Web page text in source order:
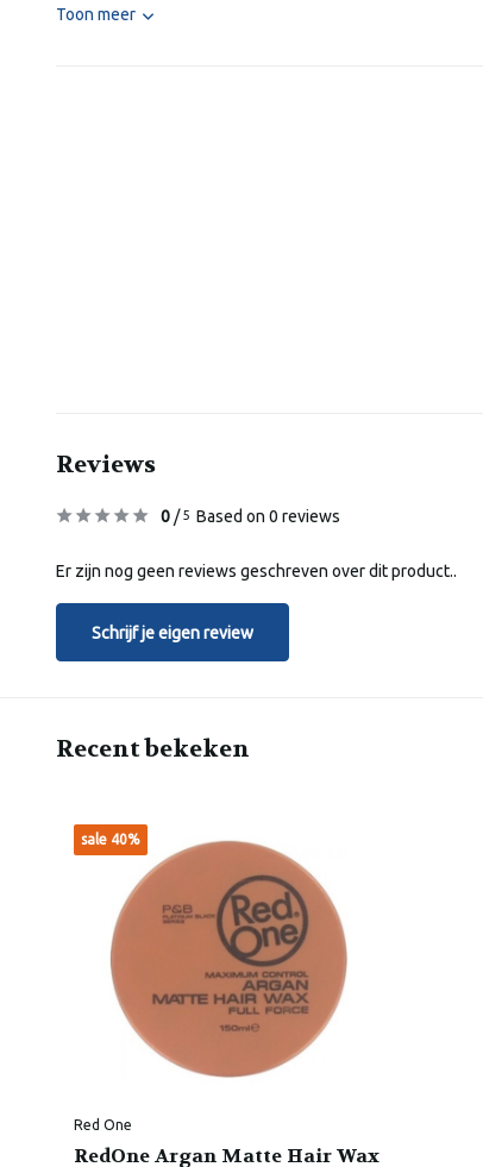
Toon meer
Reviews
0 /5 Based on 0 reviews
Er zijn nog geen reviews geschreven over dit product..
Schrijf je eigen review
Recent bekeken
sale 40%
Red One
RedOne Argan Matte Hair Wax